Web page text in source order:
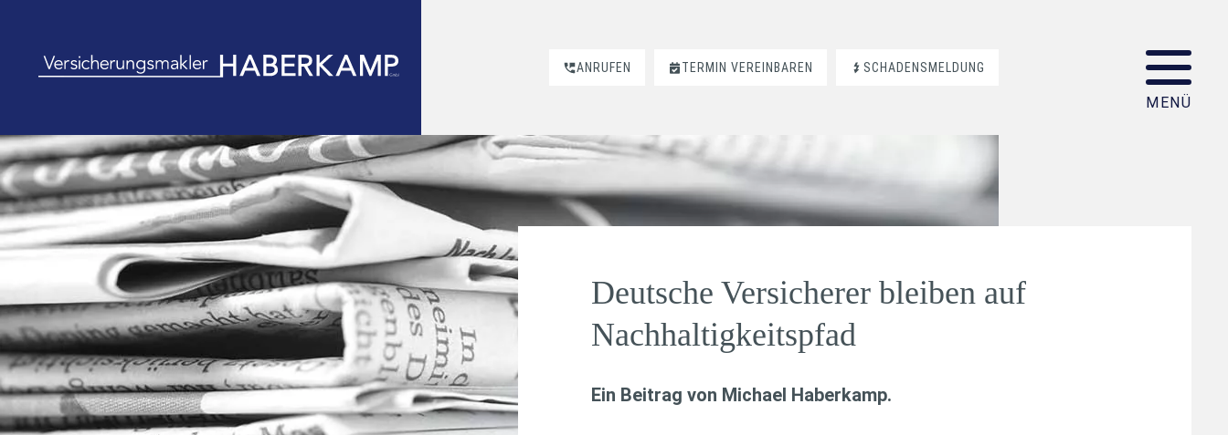
ANRUFEN TERMIN VEREINBAREN SCHADENSMELDUNG
Deutsche Versicherer bleiben auf
Nachhaltigkeitspfad
Ein Beitrag von Michael Haberkamp.